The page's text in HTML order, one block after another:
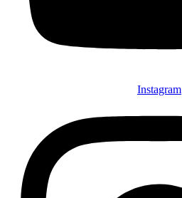
Instagram